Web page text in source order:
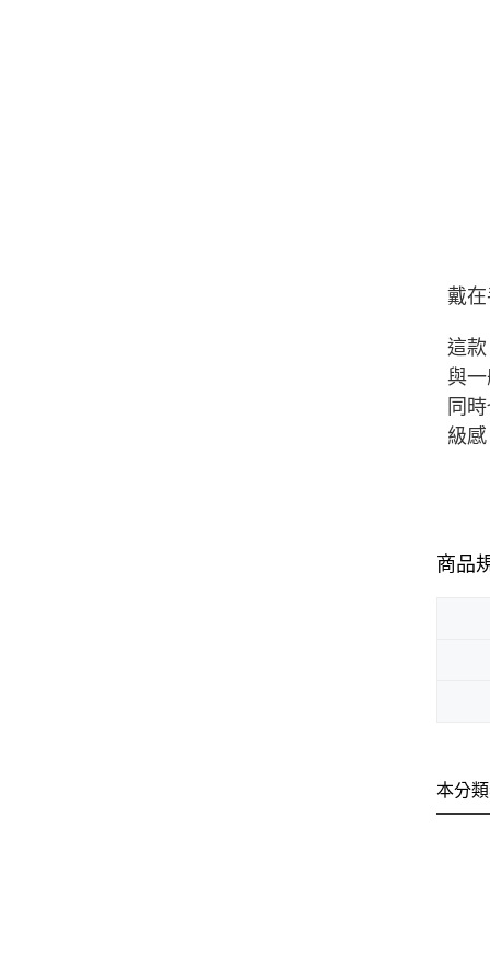
戴
這
與
同
級
商品
本分